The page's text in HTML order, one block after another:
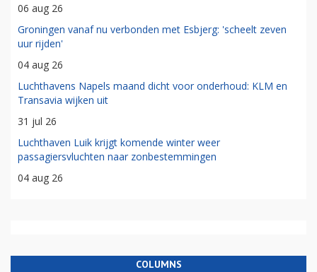
06 aug 26
Groningen vanaf nu verbonden met Esbjerg: 'scheelt zeven
uur rijden'
04 aug 26
Luchthavens Napels maand dicht voor onderhoud: KLM en
Transavia wijken uit
31 jul 26
Luchthaven Luik krijgt komende winter weer
passagiersvluchten naar zonbestemmingen
04 aug 26
COLUMNS